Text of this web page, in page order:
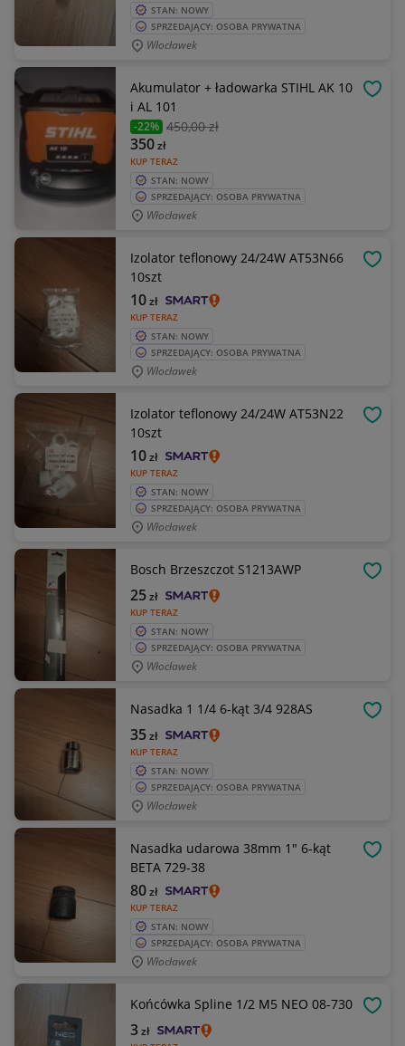
STAN: NOWY
SPRZEDAJĄCY: OSOBA PRYWATNA
Włocławek
Akumulator + ładowarka STIHL AK 10
i AL 101
-22% 450,00 zł
KUP TERAZ
350zł
STAN: NOWY
SPRZEDAJĄCY: OSOBA PRYWATNA
Włocławek
Izolator teflonowy 24/24W AT53N66
10szt
KUP TERAZ
10zł
STAN: NOWY
SPRZEDAJĄCY: OSOBA PRYWATNA
Włocławek
Izolator teflonowy 24/24W AT53N22
10szt
KUP TERAZ
10zł
STAN: NOWY
SPRZEDAJĄCY: OSOBA PRYWATNA
Włocławek
Bosch Brzeszczot S1213AWP
KUP TERAZ
25zł
STAN: NOWY
SPRZEDAJĄCY: OSOBA PRYWATNA
Włocławek
Nasadka 1 1/4 6-kąt 3/4 928AS
KUP TERAZ
35zł
STAN: NOWY
SPRZEDAJĄCY: OSOBA PRYWATNA
Włocławek
Nasadka udarowa 38mm 1" 6-kąt
BETA 729-38
KUP TERAZ
80zł
STAN: NOWY
SPRZEDAJĄCY: OSOBA PRYWATNA
Włocławek
Końcówka Spline 1/2 M5 NEO 08-730
3zł